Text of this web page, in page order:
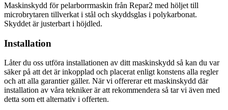
Maskinskydd för pelarborrmaskin från Repar2 med höljet till
microbrytaren tillverkat i stål och skyddsglas i polykarbonat.
Skyddet är justerbart i höjdled.
Installation
Låter du oss utföra installationen av ditt maskinskydd så kan du var
säker på att det är inkopplad och placerat enligt konstens alla regler
och att alla garantier gäller. När vi offererar ett maskinskydd där
installation av våra tekniker är att rekommendera så tar vi även med
detta som ett alternativ i offerten.